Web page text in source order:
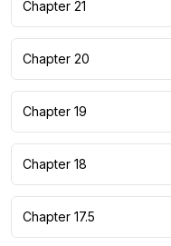
Chapter 21
Chapter 20
Chapter 19
Chapter 18
Chapter 17.5